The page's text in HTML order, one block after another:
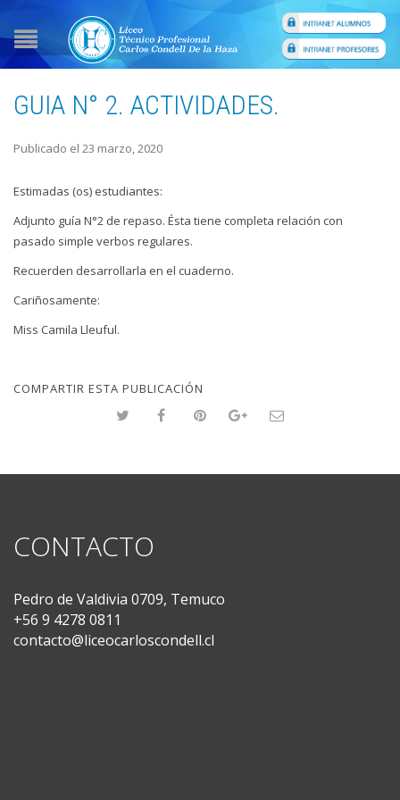
GUIA N° 2. ACTIVIDADES.
Publicado el 23 marzo, 2020
Estimadas (os) estudiantes:
Adjunto guía N°2 de repaso. Ésta tiene completa relación con
pasado simple verbos regulares.
Recuerden desarrollarla en el cuaderno.
Cariñosamente:
Miss Camila Lleuful.
COMPARTIR ESTA PUBLICACIÓN
CONTACTO
Pedro de Valdivia 0709, Temuco
+56 9 4278 0811
contacto@liceocarloscondell.cl